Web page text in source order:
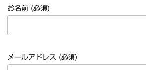
*NEW RELEASE (最新約3ヶ月)
マネスキン / 2024年6月9日 ドイ...
*NEW RELEASE (最新約3ヶ月)
メガデス / 2023年8月4日 ドイツ...
お名前 (必須)
メールアドレス (必須)